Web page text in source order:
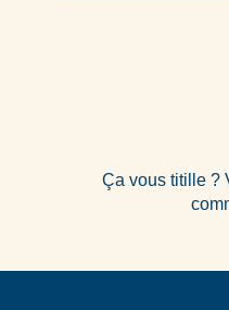
Ça vous titille ?